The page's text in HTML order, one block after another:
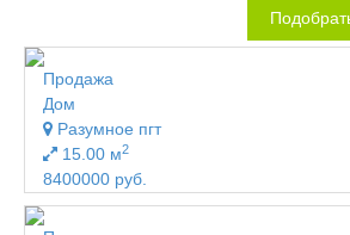
Продажа
Дом
Разумное пгт
15.00 м2
8400000 руб.